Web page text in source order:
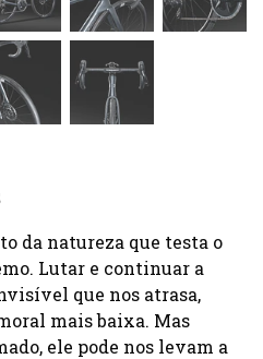
da natureza que testa o
Lutar e continuar a
que nos atrasa,
mais baixa. Mas
ele pode nos levam a